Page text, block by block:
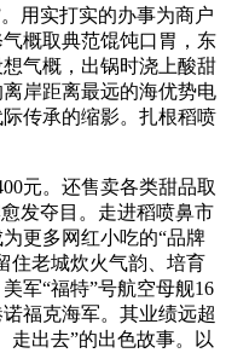
用实打实的办事为商户
概取典范馄饨口胃，东
气概，出锅时浇上酸甜
岸距离最远的海优势电
传承的缩影。扎根稻喷
元。还售卖各类甜品取
发夺目。走进稻喷鼻市
更多网红小吃的“品牌
住老城炊火气韵、培育
军“福特”号航空母舰16
福克海军。其业绩远超
走出去”的出色故事。以